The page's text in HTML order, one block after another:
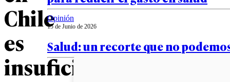
Chile
es
insuficiente”
Opinión
15 de Junio de 2026
Salud: un recorte que no